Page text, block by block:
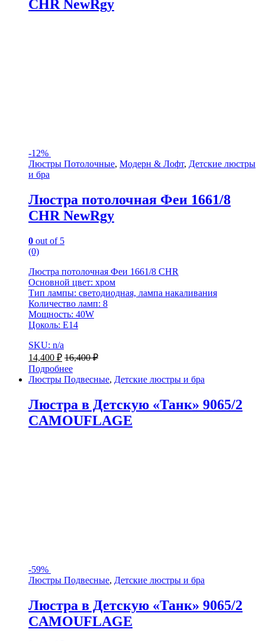
CHR NewRgy
-12%
Люстры Потолочные, Модерн & Лофт, Детские люстры
и бра
Люстра потолочная Феи 1661/8
CHR NewRgy
0 out of 5
(0)
Люстра потолочная Феи 1661/8 CHR
Основной цвет: хром
Тип лампы: светодиодная, лампа накаливания
Количество ламп: 8
Мощность: 40W
Цоколь: E14
SKU: n/a
14,400 ₽ 16,400₽
Подробнее
Люстры Подвесные, Детские люстры и бра
Люстра в Детскую «Танк» 9065/2
CAMOUFLAGE
-59%
Люстры Подвесные, Детские люстры и бра
Люстра в Детскую «Танк» 9065/2
CAMOUFLAGE